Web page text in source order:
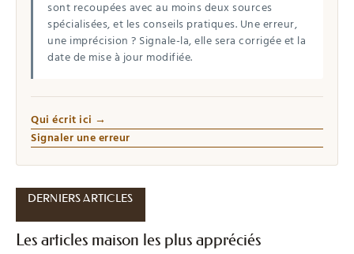
sont recoupées avec au moins deux sources
spécialisées, et les conseils pratiques. Une erreur,
une imprécision ? Signale-la, elle sera corrigée et la
date de mise à jour modifiée.
Qui écrit ici →
Signaler une erreur
DERNIERS ARTICLES
Les articles maison les plus appréciés